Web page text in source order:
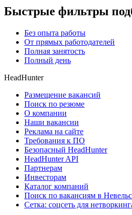
Быстрые фильтры
Без опыта работы
От прямых работодателей
Полная занятость
Полный день
HeadHunter
Размещение вакансий
Поиск по резюме
О компании
Наши вакансии
Реклама на сайте
Требования к ПО
Безопасный HeadHunter
HeadHunter API
Партнерам
Инвесторам
Каталог компаний
Поиск по вакансиям в
Сетка: соцсеть для